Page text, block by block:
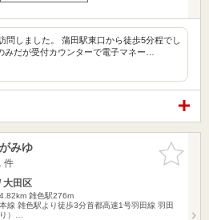
問しました。 蒲田駅東口から徒歩5分程でし
みだが受付カウンターで電子マネー…
お気に入
りに追加
みゆ
件
大田区
雑色駅276m
線 雑色駅より徒歩3分首都高速1号羽田線 羽田
）…